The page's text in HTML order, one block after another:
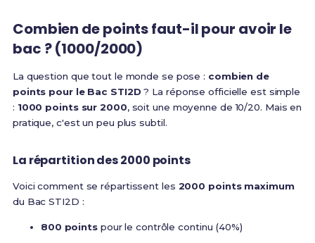
Combien de points faut-il pour avoir le
bac ? (1000/2000)
La question que tout le monde se pose : combien de
points pour le Bac STI2D ? La réponse officielle est simple
: 1000 points sur 2000, soit une moyenne de 10/20. Mais en
pratique, c'est un peu plus subtil.
La répartition des 2000 points
Voici comment se répartissent les 2000 points maximum
du Bac STI2D :
800 pointspour le contrôle continu (40%)